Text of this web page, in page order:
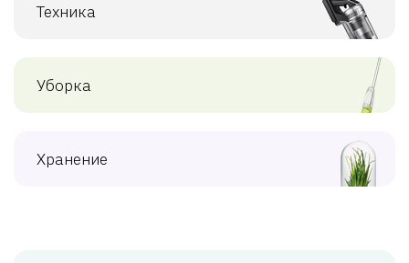
Техника
Уборка
Хранение